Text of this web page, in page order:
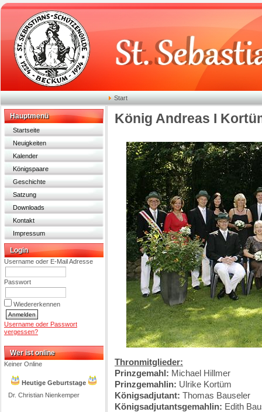
Start
Hauptmenü
Startseite
Neuigkeiten
Kalender
Königspaare
Geschichte
Satzung
Downloads
Kontakt
Impressum
Login
Username oder E-Mail Adresse
Passwort
Wiedererkennen
Username oder Passwort
vergessen?
Wer ist online
Keiner Online
Heutige Geburtstage
Dr. Christian Nienkemper
König Andreas I
Thronmitglieder:
Prinzgemahl: Michael Hillmer
Prinzgemahlin: Ulrike Kortüm
Königsadjutant: Thomas Bauseler
Königsadjutantsgemahlin: Edith